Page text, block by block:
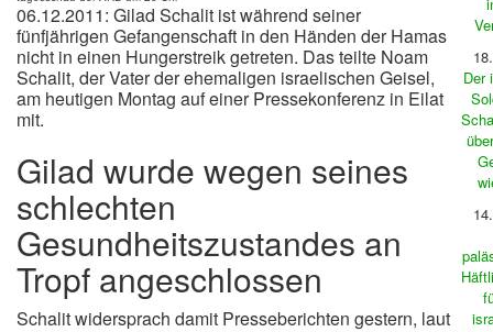
06.12.2011: Gilad Schalit ist während seiner
fünfjährigen Gefangenschaft in den Händen der Hamas
nicht in einen Hungerstreik getreten. Das teilte Noam
Schalit, der Vater der ehemaligen israelischen Geisel,
am heutigen Montag auf einer Pressekonferenz in Eilat
mit.
Gilad wurde wegen seines
schlechten
Gesundheitszustandes an
Tropf angeschlossen
Schalit widersprach damit Presseberichten gestern, laut
Der